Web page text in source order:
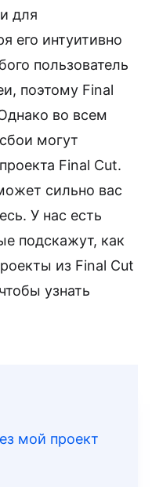
для
его интуитивно
пользователь
поэтому Final
во всем
могут
Final Cut.
сильно вас
У нас есть
подскажут, как
из Final Cut
узнать
мой проект